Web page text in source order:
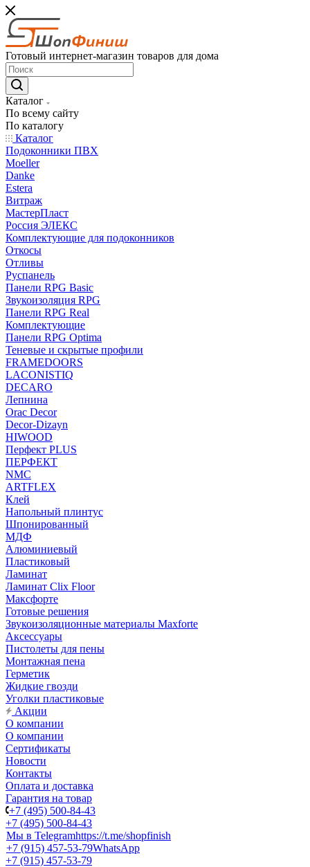
Готовый интернет-магазин товаров для дома
Каталог
По всему сайту
По каталогу
Каталог
Подоконники ПВХ
Moeller
Danke
Estera
Витраж
МастерПласт
Россия ЭЛЕКС
Комплектующие для подоконников
Откосы
Отливы
Руспанель
Панели RPG Basic
Звукоизоляция RPG
Панели RPG Real
Комплектующие
Панели RPG Optima
Теневые и скрытые профили
FRAMEDOORS
LACONISTIQ
DECARO
Лепнина
Orac Decor
Decor-Dizayn
HIWOOD
Перфект PLUS
ПЕРФЕКТ
NMC
ARTFLEX
Клей
Напольный плинтус
Шпонированный
МДФ
Алюминиевый
Пластиковый
Ламинат
Ламинат Clix Floor
Максфорте
Готовые решения
Звукоизоляционные материалы Maxforte
Аксессуары
Пистолеты для пены
Монтажная пена
Герметик
Жидкие гвозди
Уголки пластиковые
Акции
О компании
О компании
Сертификаты
Новости
Контакты
Оплата и доставка
Гарантия на товар
+7 (495) 500-84-43
+7 (495) 500-84-43
Мы в Telegramhttps://t.me/shopfinish
+7 (915) 457-53-79WhatsApp
+7 (915) 457-53-79